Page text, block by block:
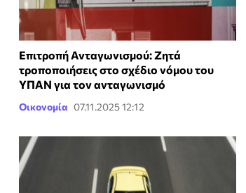
Επιτροπή Ανταγωνισμού: Ζητά
τροποποιήσεις στο σχέδιο νόμου του
ΥΠΑΝ για τον ανταγωνισμό
Οικονομία 07.11.2025 12:12